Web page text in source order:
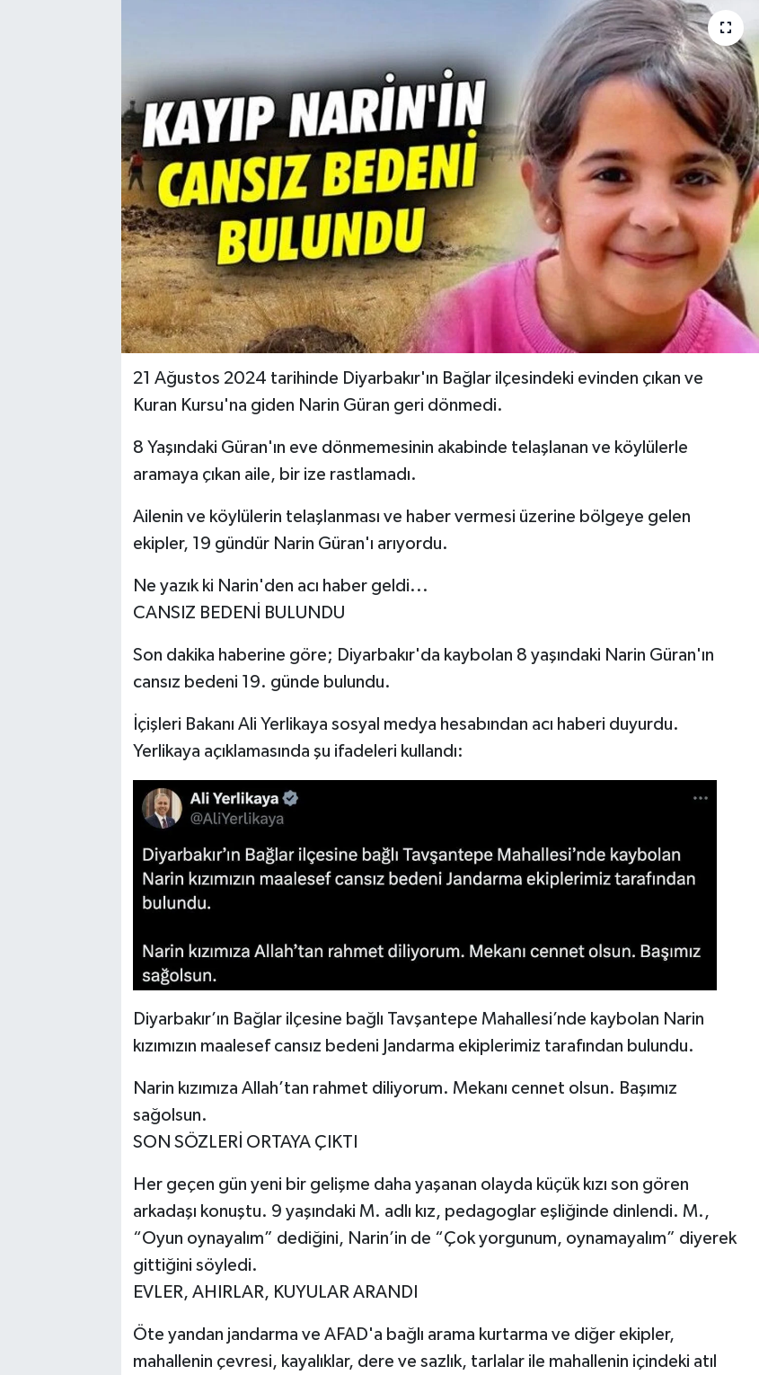
21 Ağustos 2024 tarihinde Diyarbakır'ın Bağlar ilçesindeki evinden çıkan ve
Kuran Kursu'na giden Narin Güran geri dönmedi.
8 Yaşındaki Güran'ın eve dönmemesinin akabinde telaşlanan ve köylülerle
aramaya çıkan aile, bir ize rastlamadı.
Ailenin ve köylülerin telaşlanması ve haber vermesi üzerine bölgeye gelen
ekipler, 19 gündür Narin Güran'ı arıyordu.
Ne yazık ki Narin'den acı haber geldi...
CANSIZ BEDENİ BULUNDU
Son dakika haberine göre; Diyarbakır'da kaybolan 8 yaşındaki Narin Güran'ın
cansız bedeni 19. günde bulundu.
İçişleri Bakanı Ali Yerlikaya sosyal medya hesabından acı haberi duyurdu.
Yerlikaya açıklamasında şu ifadeleri kullandı:
Diyarbakır’ın Bağlar ilçesine bağlı Tavşantepe Mahallesi’nde kaybolan Narin
kızımızın maalesef cansız bedeni Jandarma ekiplerimiz tarafından bulundu.
Narin kızımıza Allah’tan rahmet diliyorum. Mekanı cennet olsun. Başımız
sağolsun.
SON SÖZLERİ ORTAYA ÇIKTI
Her geçen gün yeni bir gelişme daha yaşanan olayda küçük kızı son gören
arkadaşı konuştu. 9 yaşındaki M. adlı kız, pedagoglar eşliğinde dinlendi. M.,
“Oyun oynayalım” dediğini, Narin’in de “Çok yorgunum, oynamayalım” diyerek
gittiğini söyledi.
EVLER, AHIRLAR, KUYULAR ARANDI
Öte yandan jandarma ve AFAD'a bağlı arama kurtarma ve diğer ekipler,
mahallenin çevresi, kayalıklar, dere ve sazlık, tarlalar ile mahallenin içindeki atıl